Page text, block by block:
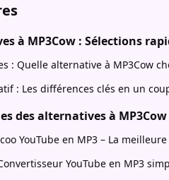
à MP3Cow : Sélections
: Quelle alternative à MP3Cow
: Les différences clés en un
des alternatives à MP3Cow
YouTube en MP3 – La
YouTube en MP3